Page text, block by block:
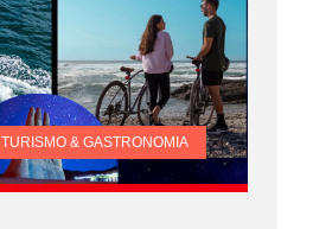
TURISMO & GASTRONOMIA